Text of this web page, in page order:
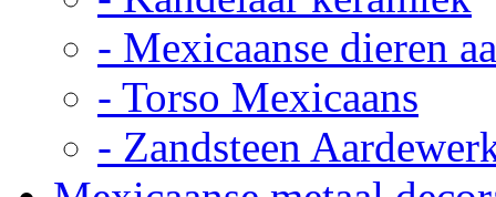
- Mexicaanse dieren
- Torso Mexicaans
- Zandsteen